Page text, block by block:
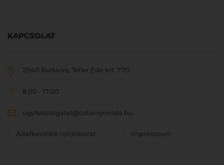
KAPCSOLAT
2040 Budaörs, Teller Ede krt. 770.
8.00 - 17.00
ugyfelszolgalat@colornyomda.hu
Adatkezelési nyilatkozat Impresszum